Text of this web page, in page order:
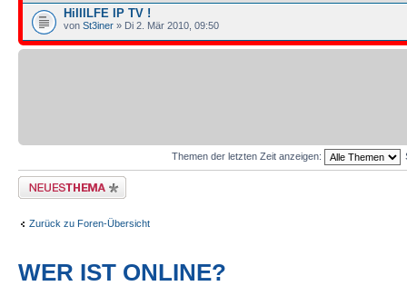
HiIIILFE IP TV !
von St3iner » Di 2. Mär 2010, 09:50
Themen der letzten Zeit anzeigen:
Neues Thema erstellen
Zurück zu Foren-Übersicht
WER IST ONLINE?